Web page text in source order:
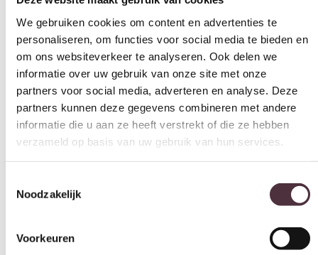
informatie over uw gebruik van onze site met onze
partners voor social media, adverteren en analyse. Deze
partners kunnen deze gegevens combineren met andere
informatie die u aan ze heeft verstrekt of die ze hebben
verzameld op basis van uw gebruik van hun services.
Toestemmingsselectie
Noodzakelijk
Categorie
Eettafels
Bruuts, UrbanSofa
Gratisthuis bezorgd boven de €100,-
2 jaar CBWgarantie op meubelen
Ruim2500m2 showroom